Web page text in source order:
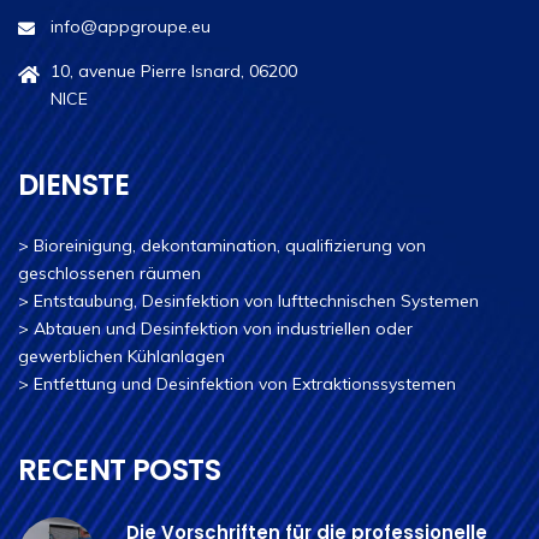
info@appgroupe.eu
10, avenue Pierre Isnard, 06200
NICE
DIENSTE
>Bioreinigung, dekontamination, qualifizierung von
geschlossenen räumen
>Entstaubung, Desinfektion von lufttechnischen Systemen
>Abtauen und Desinfektion von industriellen oder
gewerblichen Kühlanlagen
>Entfettung und Desinfektion von Extraktionssystemen
RECENT POSTS
Die Vorschriften für die professionelle